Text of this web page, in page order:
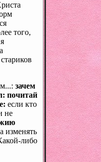
того,
зачем
почитай
если кто
не
изменять
либо